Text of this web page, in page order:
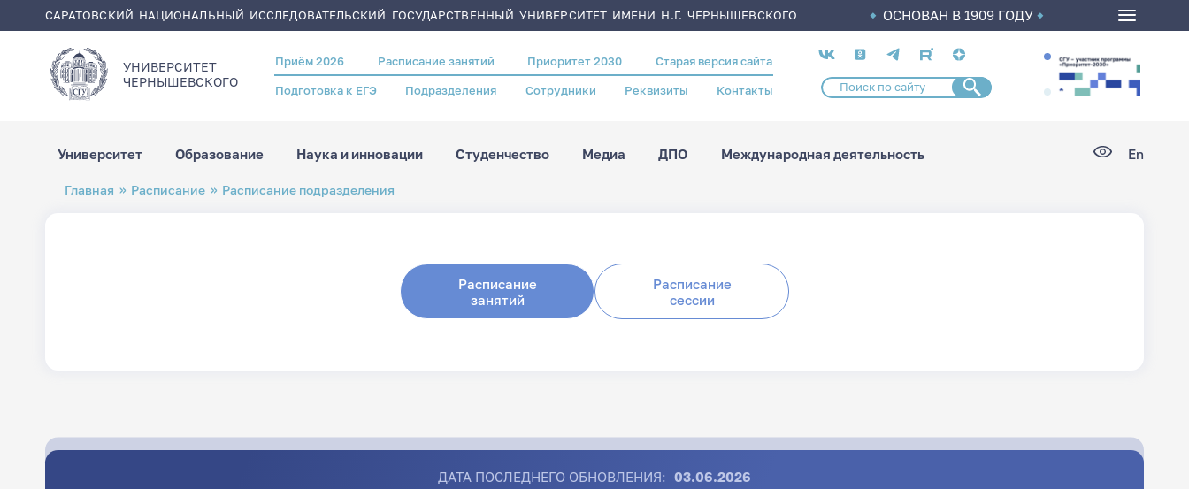
САРАТОВСКИЙ НАЦИОНАЛЬНЫЙ ИССЛЕДОВАТЕЛЬСКИЙ ГОСУДАРСТВЕННЫЙ УНИВЕРСИТЕТ ИМЕНИ Н.Г. ЧЕРНЫШЕВСКОГО ОСНОВАН В 1909 ГОДУ
УНИВЕРСИТЕТ
ЧЕРНЫШЕВСКОГO
Header
menu
Приём 2026 Расписание занятий Приоритет 2030 Старая версия сайта
Подготовка к ЕГЭ Подразделения Сотрудники Реквизиты Контакты
Социальные
сети
Университет Образование Наука и инновации Студенчество Медиа ДПО Международная деятельность En
Строка
навигации
Главная Расписание Расписание подразделения
Расписание
занятий
Расписание
сессии
ДАТА ПОСЛЕДНЕГО ОБНОВЛЕНИЯ: 03.06.2026